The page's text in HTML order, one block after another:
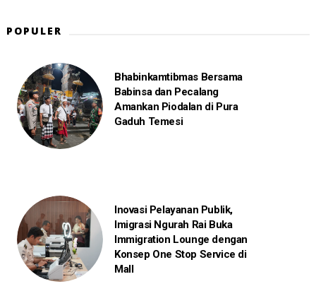
POPULER
Bhabinkamtibmas Bersama
Babinsa dan Pecalang
Amankan Piodalan di Pura
Gaduh Temesi
Inovasi Pelayanan Publik,
Imigrasi Ngurah Rai Buka
Immigration Lounge dengan
Konsep One Stop Service di
Mall